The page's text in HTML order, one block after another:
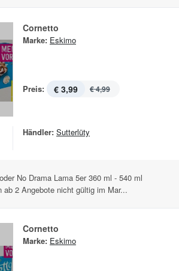
Cornetto
Marke: Eskimo
Preis: € 3,99 € 4,99
Händler: Sutterlüty
No Drama Lama 5er 360 ml - 540 ml
ab 2 Angebote nicht gültig im Mar...
Cornetto
Marke: Eskimo